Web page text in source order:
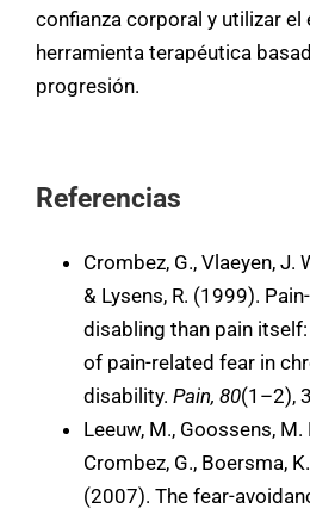
confianza corporal y utilizar
herramienta terapéutica
progresión.
Referencias
Crombez, G., Vlaeyen, J.
& Lysens, R. (1999).
disabling than pain
of pain-related fear in
disability. Pain, 80(1–2),
Leeuw, M., Goossens, M.
Crombez, G., Boersma,
(2007). The fear-